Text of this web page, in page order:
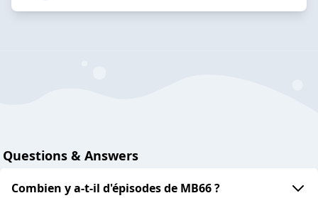
Questions & Answers
Combien y a-t-il d'épisodes de MB66 ?